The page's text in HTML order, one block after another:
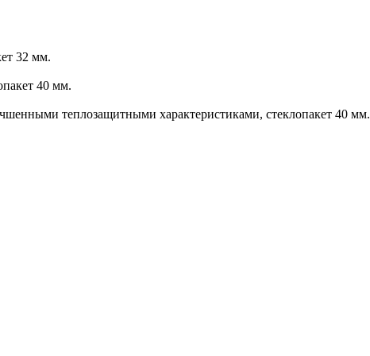
32 мм.
40 мм.
теплозащитными характеристиками, стеклопакет 40 мм.